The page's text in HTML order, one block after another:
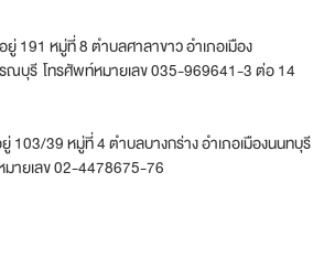
ยู่ 191 หมู่ที่ 8 ตำบลศาลาขาว อำเภอเมือง
บุรี โทรศัพท์หมายเลข 035-969641-3 ต่อ 14
103/39 หมู่ที่ 4 ตำบลบางกร่าง อำเภอเมืองนนทบุรี
ายเลข 02-4478675-76